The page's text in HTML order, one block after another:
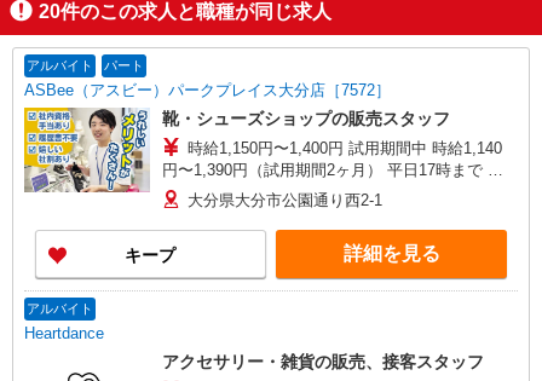
20件のこの求人と職種が同じ求人
アルバイト パート
ASBee（アスビー）パークプレイス大分店［7572］
靴・シューズショップの販売スタッフ
時給1,150円〜1,400円 試用期間中 時給1,140
円〜1,390円（試用期間2ヶ月） 平日17時まで 時
給1,150円 平日17〜20時まで 時給1,200円 平日20
時〜 時給1,300円 日・祝17時まで 時給1,200円
日・祝17〜20時まで 時給1,250円 日・祝20時〜 時
給1,400円 ※資格・経験による
大分県大分市公園通り西2-1
キープ 詳細を見る
アルバイト
Heartdance
アクセサリー・雑貨の販売、接客スタッフ